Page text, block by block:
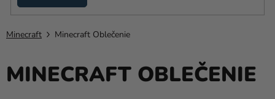
stany
Kanekalon
Hélium
a
Minecraft Minecraft Oblečenie
MINECRAFT OBLEČENIE